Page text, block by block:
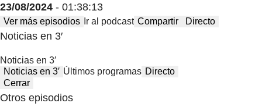
23/08/2024 - 01:38:13
Ver más episodios Ir al podcast Compartir Directo
Noticias en 3′
Noticias en 3′
Noticias en 3′ Últimos programas Directo
Cerrar
Otros episodios